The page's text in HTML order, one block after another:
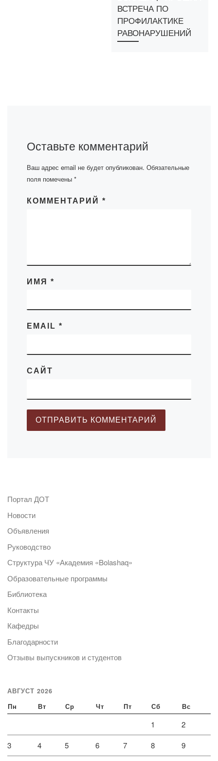
ВСТРЕЧА ПО
ПРОФИЛАКТИКЕ
РАВОНАРУШЕНИЙ
Оставьте комментарий
Ваш адрес email не будет опубликован. Обязательные
поля помечены *
КОММЕНТАРИЙ *
ИМЯ *
EMAIL *
САЙТ
Портал ДОТ
Новости
Объявления
Руководство
Структура ЧУ «Академия «Bolashaq»
Образовательные программы
Библиотека
Контакты
Кафедры
Благодарности
Отзывы выпускников и студентов
АВГУСТ 2026
Пн Вт Ср Чт Пт Сб Вс
1 2
3 4 5 6 7 8 9